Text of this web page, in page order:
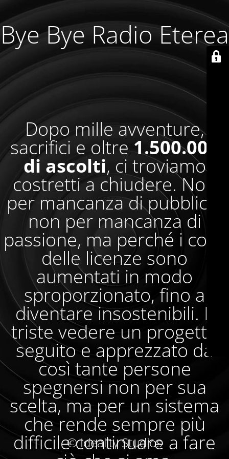
Bye Bye Radio Eterea
Dopo mille avventure,
sacrifici e oltre1.500.000
di ascolti, ci troviamo
costretti a chiudere. Non
per mancanza di pubblico,
non per mancanza di
passione, ma perché i costi
delle licenze sono
aumentati in modo
sproporzionato, fino a
diventare insostenibili. È
triste vedere un progetto
seguito e apprezzato da
così tante persone
spegnersi non per sua
scelta, ma per un sistema
che rende sempre più
difficile continuare a fare
© Ideality Studios